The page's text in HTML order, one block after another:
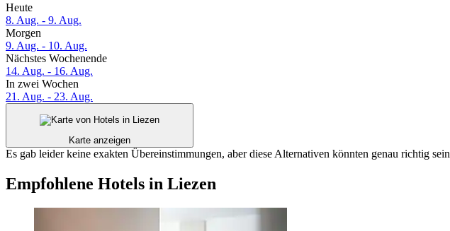
Heute
8. Aug. - 9. Aug.
Morgen
9. Aug. - 10. Aug.
Nächstes Wochenende
14. Aug. - 16. Aug.
In zwei Wochen
21. Aug. - 23. Aug.
Karte anzeigen
Es gab leider keine exakten Übereinstimmungen, aber diese Alternativen könnten genau richtig sein
Empfohlene Hotels in Liezen